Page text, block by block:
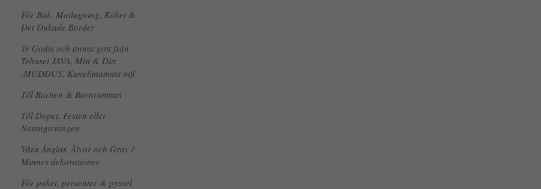
För Bak, Matlagning, Köket &
Det Dukade Bordet
Te Godis och annat gott från
Tehuset JAVA, Mitt & Ditt
,MUDDUS, Kanelimamma mfl
Till Barnen & Barnrummet
Till Dopet, Festen eller
Namngivningen
Våra Änglar, Älvor och Grav /
Minnes dekorationer
För paket, presenter & pyssel